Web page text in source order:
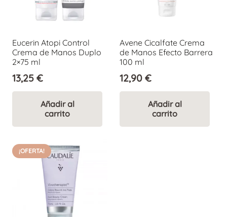
Eucerin Atopi Control
Crema de Manos Duplo
2×75 ml
13,25 €
Añadir al
carrito
Avene Cicalfate Crema
de Manos Efecto Barrera
100 ml
12,90 €
Añadir al
carrito
¡OFERTA!